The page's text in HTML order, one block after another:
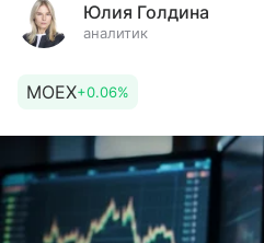
Юлия Голдина
аналитик
MOEX+0.06%